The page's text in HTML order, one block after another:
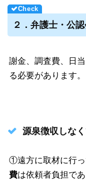
２．弁護士・公
謝金、調査費、日
る必要があります。
源泉徴収しな
①遠方に取材に行っ
費は依頼者負担で